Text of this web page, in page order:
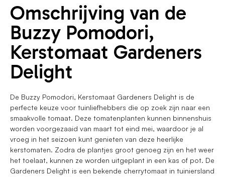
Omschrijving van de
Buzzy Pomodori,
Kerstomaat Gardeners
Delight
De Buzzy Pomodori, Kerstomaat Gardeners Delight is de
perfecte keuze voor tuinliefhebbers die op zoek zijn naar een
smaakvolle tomaat. Deze tomatenplanten kunnen binnenshuis
worden voorgezaaid van maart tot eind mei, waardoor je al
vroeg in het seizoen kunt genieten van deze heerlijke
kerstomaten. Zodra de plantjes groot genoeg zijn en het weer
het toelaat, kunnen ze worden uitgeplant in een kas of pot. De
Gardeners Delight is een bekende cherrytomaat in tuiniersland